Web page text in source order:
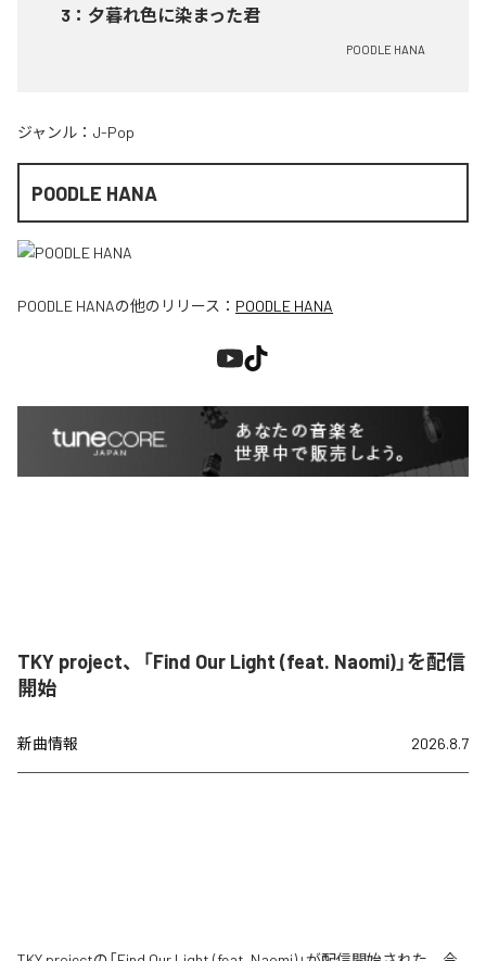
3 ： 夕暮れ色に染まった君
POODLE HANA
ジャンル： J-Pop
POODLE HANA
POODLE HANAの他のリリース： POODLE HANA
TKY project、「Find Our Light (feat. Naomi)」を配信
開始
新曲情報 2026.8.7